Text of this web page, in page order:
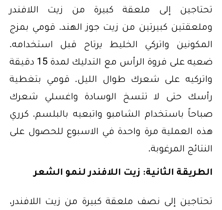
تحتاجين إلى ملعقة كبيرة من زيت اللافندر
وملعقتين كبيرتين من زيت جوز الهند. قومي بمزج
المكونين واتركي الخليط يرتاح قبل استخدامه.
ضعيه على فروة الرأس مع التدليك لمدة 15 دقيقة
واتركيه على شعرك طوال الليل. قومي بتغطية
رأسك حتى لا تتسخ الوسادة واغسلي شعرك
صباحاً باستخدام الشامبو واتبعيه بالبلسم. كرري
هذه العملية مرة واحدة في الاسبوع للحصول على
النتائج المرغوبة.
الطريقة الثانية: زيت اللافندر لنمو الشعر
تحتاجين إلى نصف ملعقة كبيرة من زيت اللافندر،